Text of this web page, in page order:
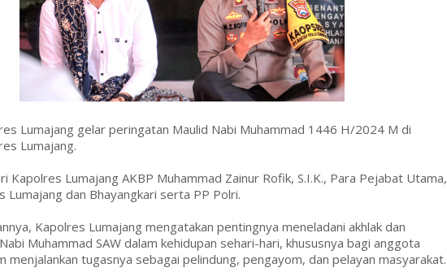
Lumajang gelar peringatan Maulid Nabi Muhammad 1446 H/2024 M di
Lumajang.
Kapolres Lumajang AKBP Muhammad Zainur Rofik, S.I.K., Para Pejabat Utama,
Lumajang dan Bhayangkari serta PP Polri.
Kapolres Lumajang mengatakan pentingnya meneladani akhlak dan
Muhammad SAW dalam kehidupan sehari-hari, khususnya bagi anggota
menjalankan tugasnya sebagai pelindung, pengayom, dan pelayan masyarakat.